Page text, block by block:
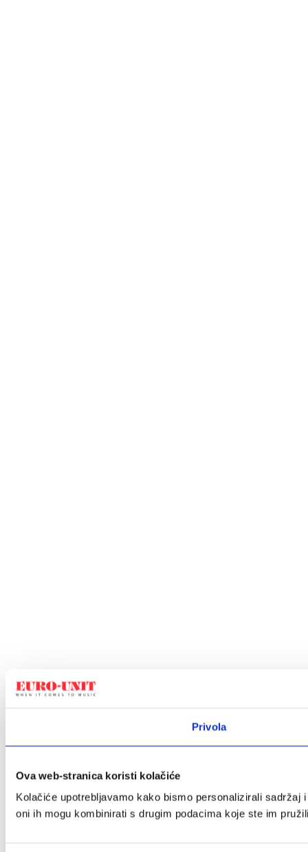
Privola
Ova web-stranica koristi kolačiće
Kolačiće upotrebljavamo kako bismo personalizirali
oni ih mogu kombinirati s drugim podacima koje ste im